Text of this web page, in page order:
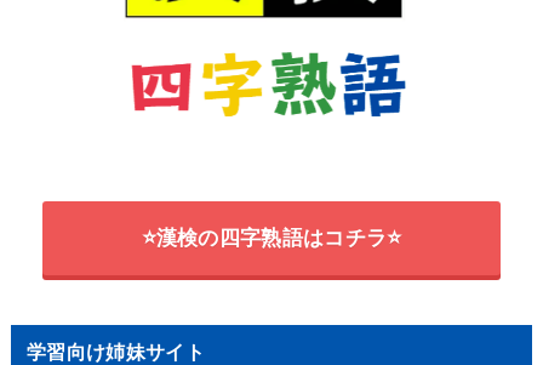
⭐漢検の四字熟語はコチラ⭐
学習向け姉妹サイト